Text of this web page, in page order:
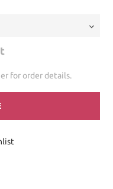
for order details.